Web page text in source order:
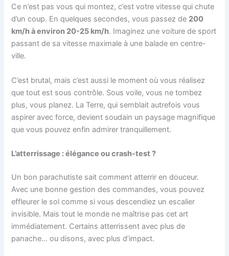
Ce n’est pas vous qui montez, c’est votre vitesse qui chute
d’un coup. En quelques secondes, vous passez de 200
km/h à environ 20-25 km/h. Imaginez une voiture de sport
passant de sa vitesse maximale à une balade en centre-
ville.
C’est brutal, mais c’est aussi le moment où vous réalisez
que tout est sous contrôle. Sous voile, vous ne tombez
plus, vous planez. La Terre, qui semblait autrefois vous
aspirer avec force, devient soudain un paysage magnifique
que vous pouvez enfin admirer tranquillement.
L’atterrissage : élégance ou crash-test ?
Un bon parachutiste sait comment atterrir en douceur.
Avec une bonne gestion des commandes, vous pouvez
effleurer le sol comme si vous descendiez un escalier
invisible. Mais tout le monde ne maîtrise pas cet art
immédiatement. Certains atterrissent avec plus de
panache… ou disons, avec plus d’impact.